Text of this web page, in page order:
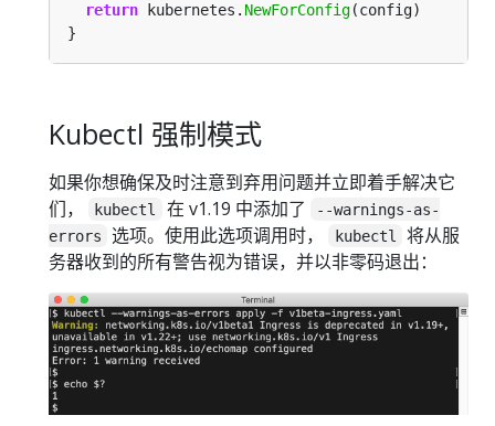
return kubernetes. NewForConfig
Kubectl 强制模式
如果你想确保及时注意到弃用问题并立即着手解决它
们，
kubectl 在 v1.19 中添加了
--warnings-as-
errors
选项。使用此选项调用时， kubectl
将从服
务器收到的所有警告视为错误，并以非零码退出：